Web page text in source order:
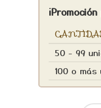
50 - 99
100 o